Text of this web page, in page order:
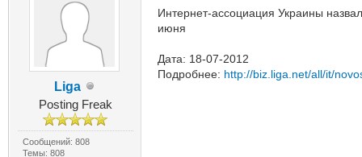
Liga
Posting Freak
Сообщений: 808
Темы: 808
Интернет-ассоциация Украины
июня
Дата: 18-07-2012
Подробнее: http://biz.liga.net/all/it/